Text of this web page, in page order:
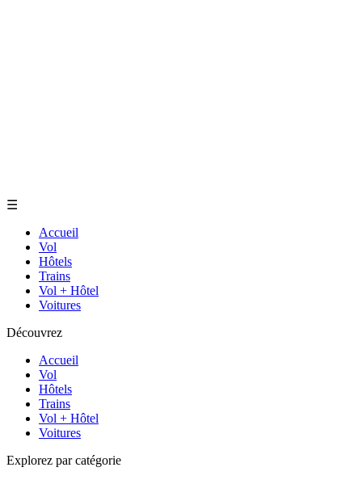
☰
Accueil
Vol
Hôtels
Trains
Vol + Hôtel
Voitures
Découvrez
Accueil
Vol
Hôtels
Trains
Vol + Hôtel
Voitures
Explorez par catégorie